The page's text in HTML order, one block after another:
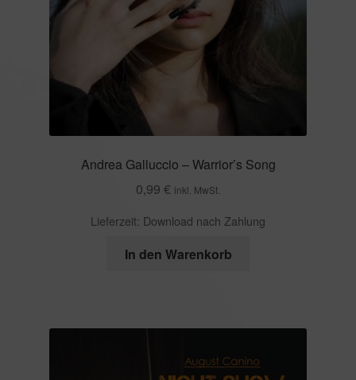
Andrea Galluccio – Warrior’s Song
0,99 € inkl. MwSt.
Lieferzeit: Download nach Zahlung
In den Warenkorb